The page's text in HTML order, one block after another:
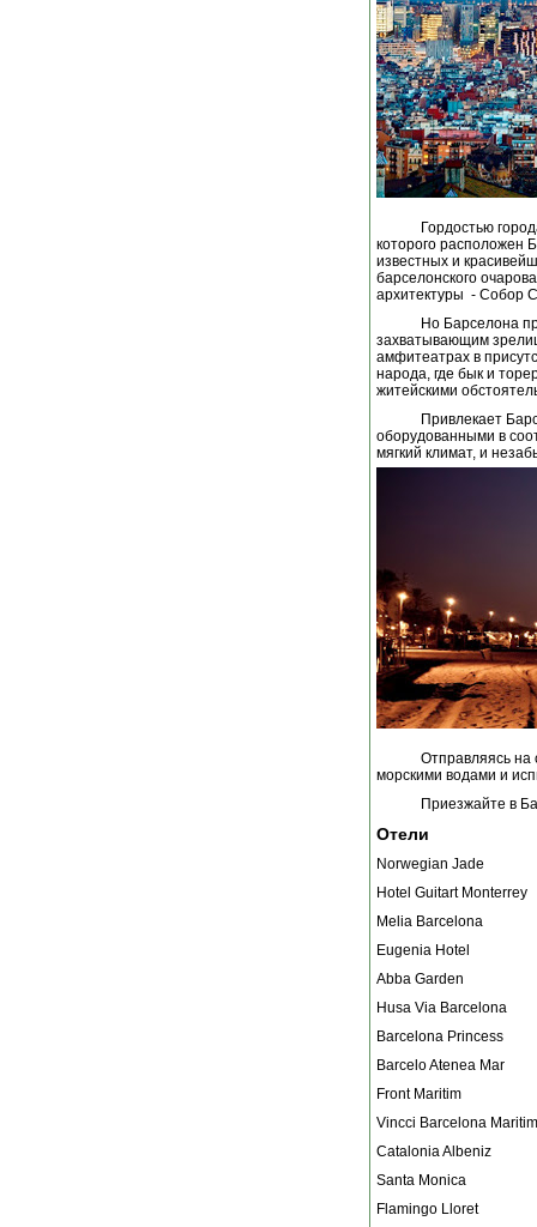
Гордостью
которого расположен
известных и
барселонского
архитектуры - Собор
Но Барселона
захватывающим
амфитеатрах в
народа, где бык и
житейскими
Привлекает
оборудованными в
мягкий климат, и
Отправляясь на
морскими водами и
Приезжайте в
Отели
Norwegian Jade
Hotel Guitart Monterrey
Melia Barcelona
Eugenia Hotel
Abba Garden
Husa Via Barcelona
Barcelona Princess
Barcelo Atenea Mar
Front Maritim
Vincci Barcelona
Catalonia Albeniz
Santa Monica
Flamingo Lloret